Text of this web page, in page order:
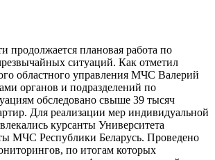
продолжается плановая работа по
ситуаций. Как отметил
областного управления МЧС Валерий
органов и подразделений по
обследовано свыше 39 тысяч
Для реализации мер индивидуальной
курсанты Университета
МЧС Республики Беларусь. Проведено
по итогам которых